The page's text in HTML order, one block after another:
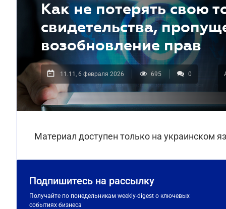
Как не потерять свою
свидетельства,
возобновление прав
11.11, 6 февраля 2026 695 0
Материал доступен только на украинском
Подпишитесь на рассылку
Получайте по понедельникам weekly-digest о ключевых
событиях бизнеса